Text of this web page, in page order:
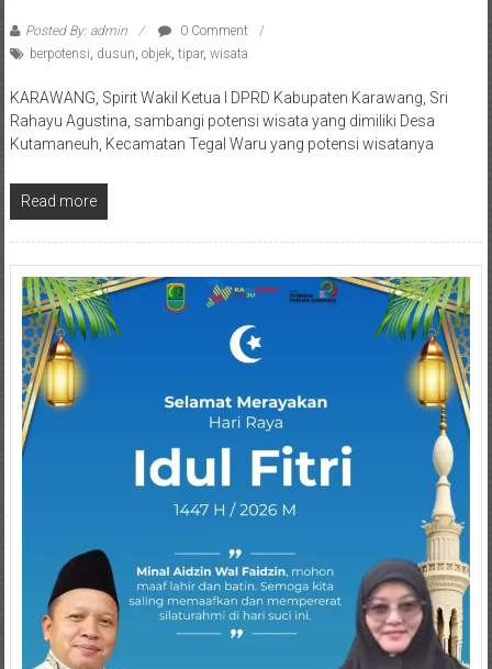
Posted By: admin
0 Comment
berpotensi dusun objek, tipar, wisata
KARAWANG, Spirit Wakil Ketua I DPRD Kabupaten Karawang, Sri
Rahayu Agustina, sambangi potensi wisata yang dimiliki Desa
Kutamaneuh, Kecamatan Tegal Waru yang potensi wisatanya
Read more